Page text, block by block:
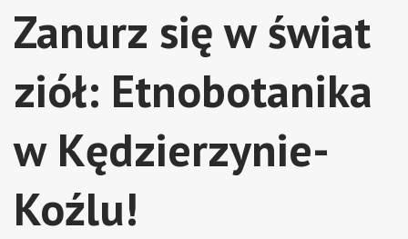
Zanurz się w świat
ziół: Etnobotanika
w Kędzierzynie-
Koźlu!